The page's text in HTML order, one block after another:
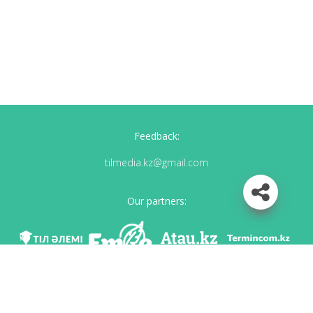
Feedback:
tilmedia.kz@gmail.com
Our partners: